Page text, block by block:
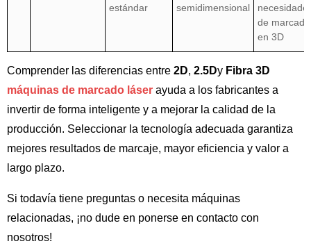
estándar
semidimensional
de marcado
en 3D
Comprender las diferencias entre 2D, 2.5Dy Fibra 3D
máquinas de marcado láser ayuda a los fabricantes a
invertir de forma inteligente y a mejorar la calidad de la
producción. Seleccionar la tecnología adecuada garantiza
mejores resultados de marcaje, mayor eficiencia y valor a
largo plazo.
Si todavía tiene preguntas o necesita máquinas
relacionadas, ¡no dude en ponerse en contacto con
nosotros!